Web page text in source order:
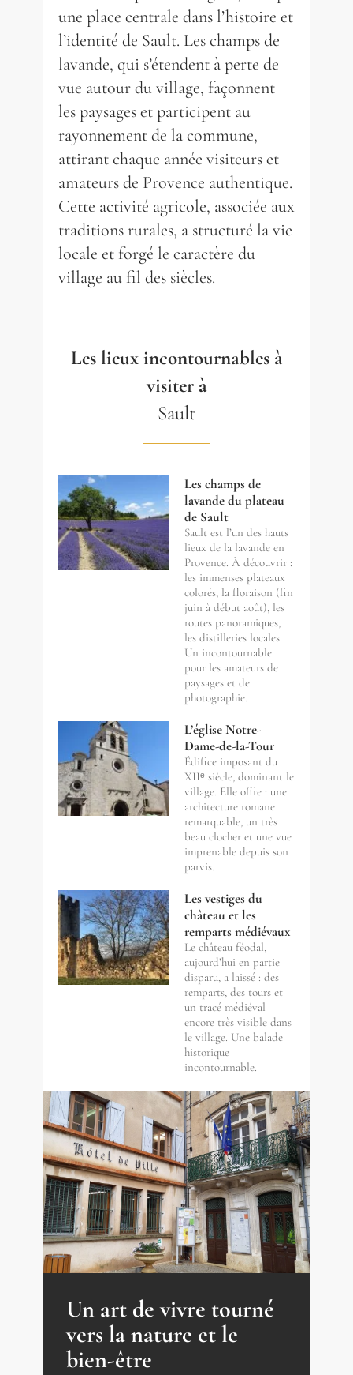
une place centrale dans l’histoire et
l’identité de Sault. Les champs de
lavande, qui s’étendent à perte de
vue autour du village, façonnent
les paysages et participent au
rayonnement de la commune,
attirant chaque année visiteurs et
amateurs de Provence authentique.
Cette activité agricole, associée aux
traditions rurales, a structuré la vie
locale et forgé le caractère du
village au fil des siècles.
Les lieux incontournables à
visiter à
Sault
Les champs de
lavande du plateau
de Sault
Sault est l’un des hauts
lieux de la lavande en
Provence. À découvrir :
les immenses plateaux
colorés, la floraison (fin
juin à début août), les
routes panoramiques,
les distilleries locales.
Un incontournable
pour les amateurs de
paysages et de
photographie.
L’église Notre-
Dame-de-la-Tour
Édifice imposant du
XIIᵉ siècle, dominant le
village. Elle offre : une
architecture romane
remarquable, un très
beau clocher et une vue
imprenable depuis son
parvis.
Les vestiges du
château et les
remparts médiévaux
Le château féodal,
aujourd’hui en partie
disparu, a laissé : des
remparts, des tours et
un tracé médiéval
encore très visible dans
le village. Une balade
historique
incontournable.
Un art de vivre tourné
vers la nature et le
bien-être